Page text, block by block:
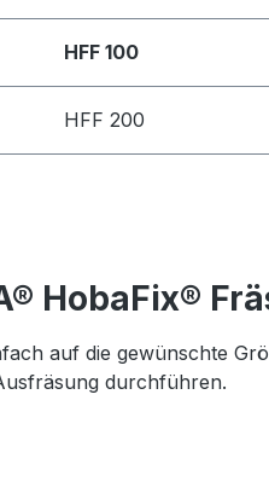
HFF 100
HFF 200
HobaFix®
auf die gewünschte
durchführen.